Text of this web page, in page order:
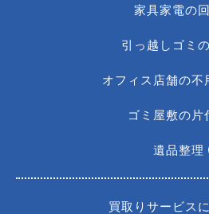
家具家電の
引っ越しゴミ
オフィス店舗の不
ゴミ屋敷の片
遺品整理
買取りサービス